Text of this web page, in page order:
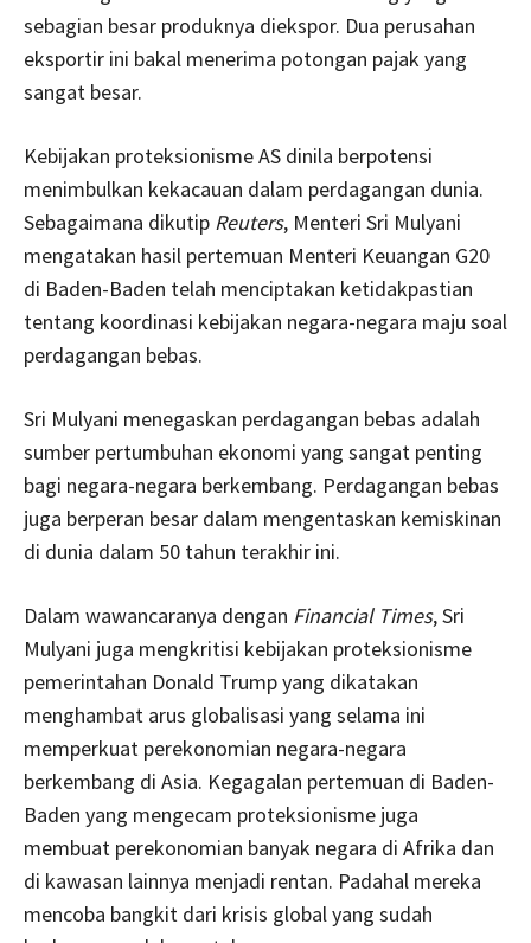
sebagian besar produknya diekspor. Dua perusahan
eksportir ini bakal menerima potongan pajak yang
sangat besar.
Kebijakan proteksionisme AS dinila berpotensi
menimbulkan kekacauan dalam perdagangan dunia.
Sebagaimana dikutip Reuters, Menteri Sri Mulyani
mengatakan hasil pertemuan Menteri Keuangan G20
di Baden-Baden telah menciptakan ketidakpastian
tentang koordinasi kebijakan negara-negara maju soal
perdagangan bebas.
Sri Mulyani menegaskan perdagangan bebas adalah
sumber pertumbuhan ekonomi yang sangat penting
bagi negara-negara berkembang. Perdagangan bebas
juga berperan besar dalam mengentaskan kemiskinan
di dunia dalam 50 tahun terakhir ini.
Dalam wawancaranya dengan Financial Times, Sri
Mulyani juga mengkritisi kebijakan proteksionisme
pemerintahan Donald Trump yang dikatakan
menghambat arus globalisasi yang selama ini
memperkuat perekonomian negara-negara
berkembang di Asia. Kegagalan pertemuan di Baden-
Baden yang mengecam proteksionisme juga
membuat perekonomian banyak negara di Afrika dan
di kawasan lainnya menjadi rentan. Padahal mereka
mencoba bangkit dari krisis global yang sudah